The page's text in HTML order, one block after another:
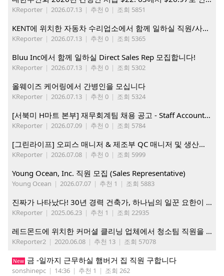
KReporter | 2026.07.13 | 추천 0 | 조회 5851
KENT에 위치한 자동차 수리업소에서 함께 일하실 직원/사무직원 구합니다.
KReporter | 2026.07.13 | 추천 0 | 조회 5365
Bluu Inc에서 함께 일하실 Direct Sales Rep 모집합니다!
KReporter | 2026.07.13 | 추천 0 | 조회 5302
올웨이즈 케어링에서 간병인을 모십니다
KReporter | 2026.07.13 | 추천 0 | 조회 5324
[서북미 H마트 본부] 재무회계팀 채용 공고 - Staff Accountant
KReporter | 2026.07.09 | 추천 0 | 조회 5784
[그린라이프] 오피스 매니저 & 제조부 QC 매니저 및 생산직, 웨어하우스 직원 모집
KReporter | 2026.07.08 | 추천 0 | 조회 5999
Young Ocean, Inc. 직원 모집 (Sales Representative)
Young Ocean | 2026.07.07 | 추천 1 | 조회 5883
진짜가 나타났다! 30년 경력 건축가, 하나님의 일꾼 요한이 책임 시공합니다.
KReporter | 2025.06.23 | 추천 1 | 조회 22935
레드몬드에 위치한 커머셜 클리닝 업체에서 청소팀 직원을 모집합니다.
KReporter2 | 2020.06.08 | 추천 13 | 조회 57078
New 금 -일까지 근무하실 햄버거 집 직원 구합니다
sonshinepc | 14:36 | 추천 1 | 조회 262